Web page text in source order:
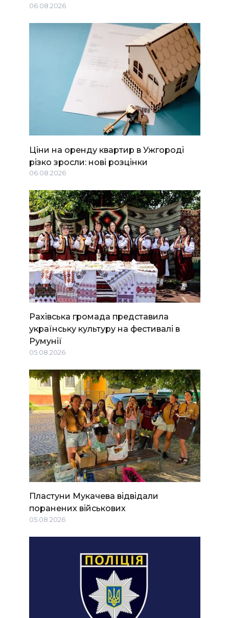
06.08.2026
Ціни на оренду квартир в Ужгороді
різко зросли: нові розцінки
06.08.2026
Рахівська громада представила
українську культуру на фестивалі в
Румунії
05.08.2026
Пластуни Мукачева відвідали
поранених військових
05.08.2026